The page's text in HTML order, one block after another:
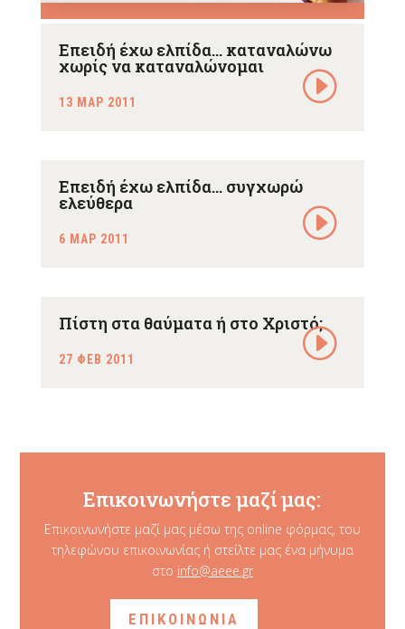
Επειδή έχω ελπίδα… καταναλώνω
χωρίς να καταναλώνομαι
13 ΜΑΡ 2011
Επειδή έχω ελπίδα… συγχωρώ
ελεύθερα
6 ΜΑΡ 2011
Πίστη στα θαύματα ή στο Χριστό;
27 ΦΕΒ 2011
Επικοινωνήστε μαζί μας:
Επικοινωνήστε μαζί μας μέσω της online φόρμας, του
τηλεφώνου επικοινωνίας ή στείλτε μας ένα μήνυμα
στο info@aeee.gr
ΕΠΙΚΟΙΝΩΝΙΑ